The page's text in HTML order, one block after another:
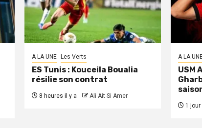
A LA UNE Les Verts
ES Tunis : Kouceila Boualia
résilie son contrat
8 heures il y a Ali Ait Si Amer
A LA
USM
1 jour